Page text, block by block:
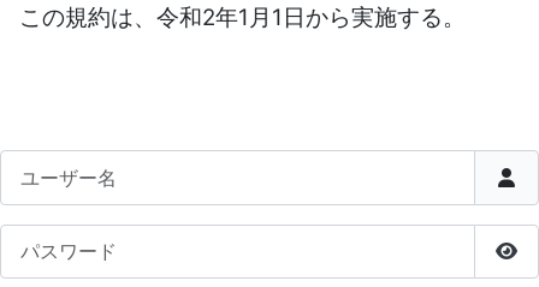
この規約は、令和2年1月1日から実施する。
ユーザー名
パ